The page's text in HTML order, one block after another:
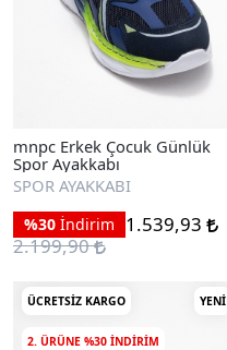
mnpc Erkek Çocuk Günlük
Spor Ayakkabı
SPOR AYAKKABI
%30 İndirim
1.539,93
2.199,90
ÜCRETSIZ KARGO YENI
2. ÜRÜNE %30 INDIRIM